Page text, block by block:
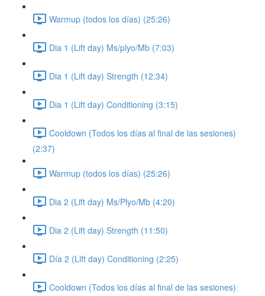
Warmup (todos los días) (25:26)
Dia 1 (Lift day) Ms/plyo/Mb (7:03)
Dia 1 (Lift day) Strength (12:34)
Dia 1 (Lift day) Conditioning (3:15)
Cooldown (Todos los días al final de las sesiones)
(2:37)
Warmup (todos los días) (25:26)
Dia 2 (Lift day) Ms/Plyo/Mb (4:20)
Dia 2 (Lift day) Strength (11:50)
Día 2 (Lift day) Conditioning (2:25)
Cooldown (Todos los días al final de las sesiones)